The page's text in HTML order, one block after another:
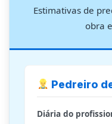
Estimativas de
obra
Pedreiro
Diária do